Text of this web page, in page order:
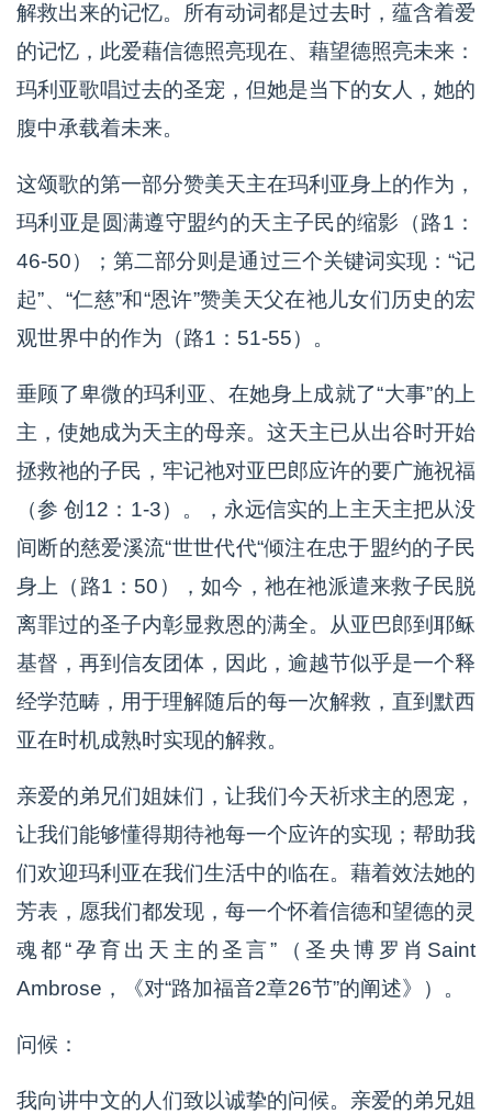
解救出来的记忆。所有动词都是过去时，蕴含着爱
的记忆，此爱藉信德照亮现在、藉望德照亮未来：
玛利亚歌唱过去的圣宠，但她是当下的女人，她的
腹中承载着未来。
这颂歌的第一部分赞美天主在玛利亚身上的作为，
玛利亚是圆满遵守盟约的天主子民的缩影（路1：
46-50）；第二部分则是通过三个关键词实现：“记
起”、“仁慈”和“恩许”赞美天父在祂儿女们历史的宏
观世界中的作为（路1：51-55）。
垂顾了卑微的玛利亚、在她身上成就了“大事”的上
主，使她成为天主的母亲。这天主已从出谷时开始
拯救祂的子民，牢记祂对亚巴郎应许的要广施祝福
（参 创12：1-3）。，永远信实的上主天主把从没
间断的慈爱溪流“世世代代“倾注在忠于盟约的子民
身上（路1：50），如今，祂在祂派遣来救子民脱
离罪过的圣子内彰显救恩的满全。从亚巴郎到耶稣
基督，再到信友团体，因此，逾越节似乎是一个释
经学范畴，用于理解随后的每一次解救，直到默西
亚在时机成熟时实现的解救。
亲爱的弟兄们姐妹们，让我们今天祈求主的恩宠，
让我们能够懂得期待祂每一个应许的实现；帮助我
们欢迎玛利亚在我们生活中的临在。藉着效法她的
芳表，愿我们都发现，每一个怀着信德和望德的灵
魂都“孕育出天主的圣言”（圣央博罗肖Saint
Ambrose，《对“路加福音2章26节”的阐述》）。
问候：
我向讲中文的人们致以诚挚的问候。亲爱的弟兄姐